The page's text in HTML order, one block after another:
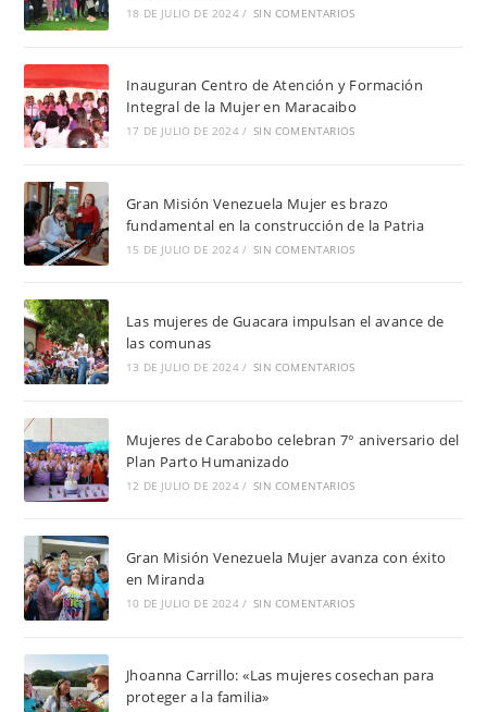
18 DE JULIO DE 2024 / SIN COMENTARIOS
Inauguran Centro de Atención y Formación
Integral de la Mujer en Maracaibo
17 DE JULIO DE 2024 / SIN COMENTARIOS
Gran Misión Venezuela Mujer es brazo
fundamental en la construcción de la Patria
15 DE JULIO DE 2024 / SIN COMENTARIOS
Las mujeres de Guacara impulsan el avance de
las comunas
13 DE JULIO DE 2024 / SIN COMENTARIOS
Mujeres de Carabobo celebran 7° aniversario del
Plan Parto Humanizado
12 DE JULIO DE 2024 / SIN COMENTARIOS
Gran Misión Venezuela Mujer avanza con éxito
en Miranda
10 DE JULIO DE 2024 / SIN COMENTARIOS
Jhoanna Carrillo: «Las mujeres cosechan para
proteger a la familia»